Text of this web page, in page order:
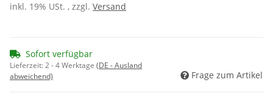
inkl. 19% USt. , zzgl. Versand
Sofort verfügbar
Lieferzeit:2 - 4 Werktage (DE - Ausland
abweichend)
Frage zum Artikel